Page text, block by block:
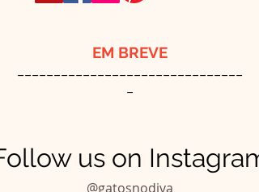
EM BREVE
us on Instagram
@gatosnodiva